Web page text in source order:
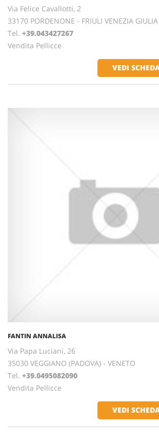
Via Felice Cavallotti, 2
33170 PORDENONE - FRIULI VENEZIA GIULIA
Tel. +39.043427267
Vendita Pellicce
VEDI
FANTIN ANNALISA
Via Papa Luciani, 26
35030 VEGGIANO (PADOVA) - VENETO
Tel. +39.0495082090
Vendita Pellicce
VEDI